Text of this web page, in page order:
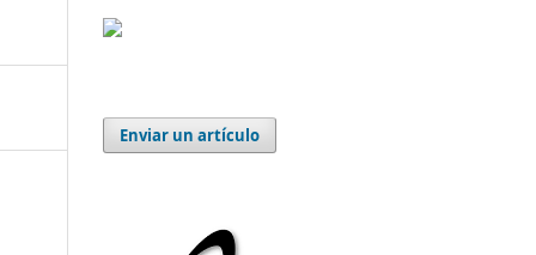
Enviar un artículo